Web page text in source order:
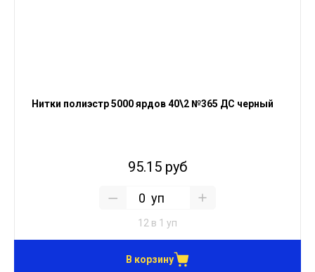
Нитки полиэстр 5000 ярдов 40\2 №365 ДС черный
95.15 руб
уп
12 в 1 уп
В корзину